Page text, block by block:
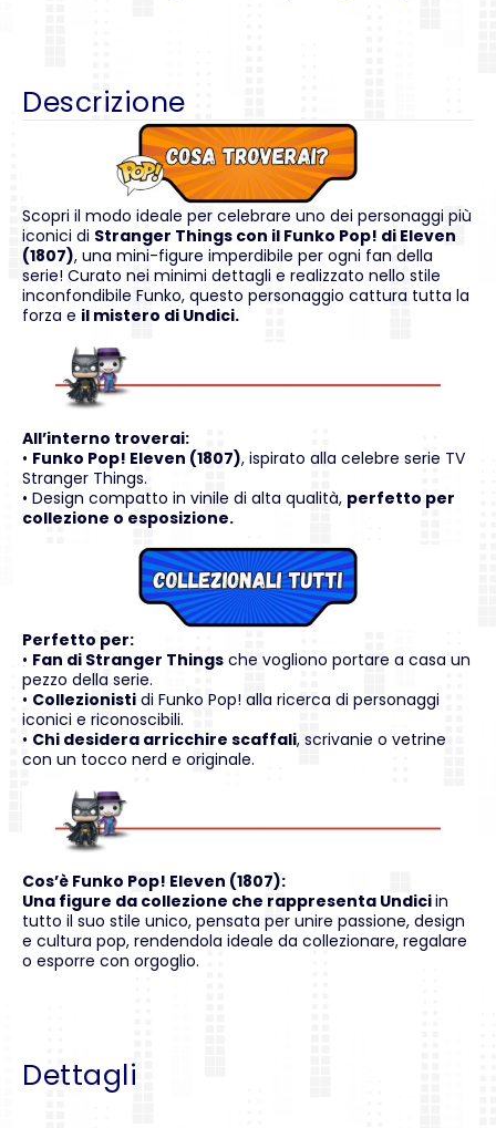
Descrizione
Scopri il modo ideale per celebrare uno dei personaggi più
iconici di Stranger Things con il Funko Pop! di Eleven
(1807), una mini-figure imperdibile per ogni fan della
serie! Curato nei minimi dettagli e realizzato nello stile
inconfondibile Funko, questo personaggio cattura tutta la
forza e il mistero di Undici.
All’interno troverai:
• Funko Pop! Eleven (1807), ispirato alla celebre serie TV
Stranger Things.
• Design compatto in vinile di alta qualità, perfetto per
collezione o esposizione.
Perfetto per:
• Fan di Stranger Things che vogliono portare a casa un
pezzo della serie.
• Collezionisti di Funko Pop! alla ricerca di personaggi
iconici e riconoscibili.
• Chi desidera arricchire scaffali, scrivanie o vetrine
con un tocco nerd e originale.
Cos’è Funko Pop! Eleven (1807):
Una figure da collezione che rappresenta Undiciin
tutto il suo stile unico, pensata per unire passione, design
e cultura pop, rendendola ideale da collezionare, regalare
o esporre con orgoglio.
Dettagli